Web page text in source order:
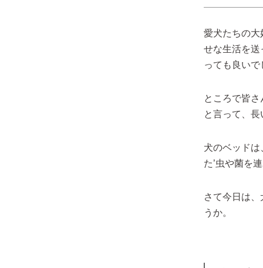
愛犬たちの大
せな生活を送
っても良いで
ところで皆
と言って、
犬のベッドは
た’虫や菌を
さて今日は
うか。